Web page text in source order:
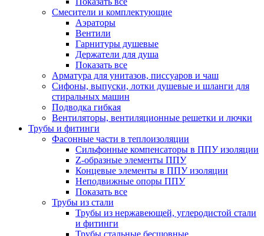
Смесители и комплектующие
Аэраторы
Вентили
Гарнитуры душевые
Держатели для душа
Показать все
Арматура для унитазов, писсуаров и чаш
Сифоны, выпуски, лотки душевые и шланги для
стиральных машин
Подводка гибкая
Вентиляторы, вентиляционные решетки и лючки
Трубы и фитинги
Фасонные части в теплоизоляции
Cильфонные компенсаторы в ППУ изоляции
Z-образные элементы ППУ
Концевые элементы в ППУ изоляции
Неподвижные опоры ППУ
Показать все
Трубы из стали
Трубы из нержавеющей, углеродистой стали
и фитинги
Трубы стальные бесшовные